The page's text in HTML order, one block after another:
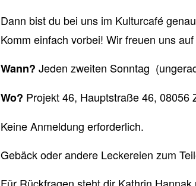
Dann bist du bei uns im Kulturcafé
Komm einfach vorbei! Wir freuen uns
Wann? Jeden zweiten Sonntag
Wo? Projekt 46, Hauptstraße 46, 08056
Keine Anmeldung erforderlich.
Gebäck oder andere Leckereien zum